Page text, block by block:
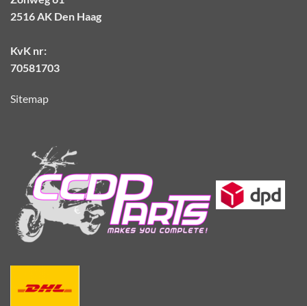
2516 AK Den Haag
KvK nr:
70581703
Sitemap